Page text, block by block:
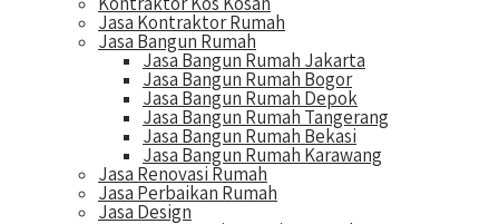
Jasa Kontraktor Rumah
Jasa Bangun Rumah
Jasa Bangun Rumah Jakarta
Jasa Bangun Rumah Bogor
Jasa Bangun Rumah Depok
Jasa Bangun Rumah Tangerang
Jasa Bangun Rumah Bekasi
Jasa Bangun Rumah Karawang
Jasa Renovasi Rumah
Jasa Perbaikan Rumah
Jasa Design